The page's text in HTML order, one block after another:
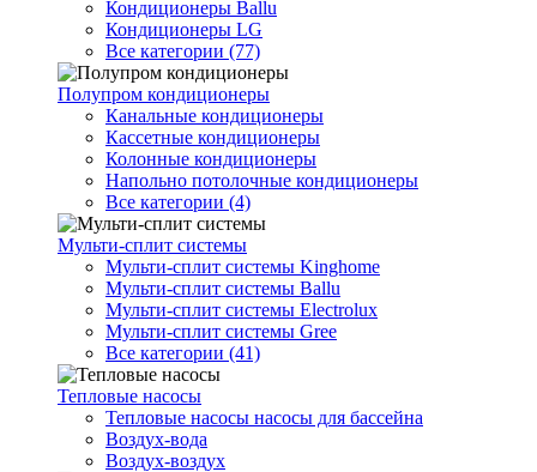
Кондиционеры Ballu
Кондиционеры LG
Все категории (77)
Полупром кондиционеры
Канальные кондиционеры
Кассетные кондиционеры
Колонные кондиционеры
Напольно потолочные кондиционеры
Все категории (4)
Мульти-сплит системы
Мульти-сплит системы Kinghome
Мульти-сплит системы Ballu
Мульти-сплит системы Electrolux
Мульти-сплит системы Gree
Все категории (41)
Тепловые насосы
Тепловые насосы насосы для бассейна
Воздух-вода
Воздух-воздух